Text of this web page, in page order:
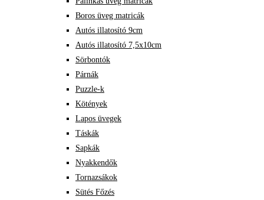
Boros üveg matricák
Autós illatosító 9cm
Autós illatosító 7,5x10cm
Sörbontók
Párnák
Puzzle-k
Kötények
Lapos üvegek
Táskák
Sapkák
Nyakkendők
Tornazsákok
Sütés Főzés